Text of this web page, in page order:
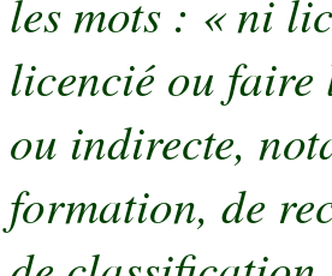
les mots : « ni
licencié ou faire
ou indirecte,
formation, de